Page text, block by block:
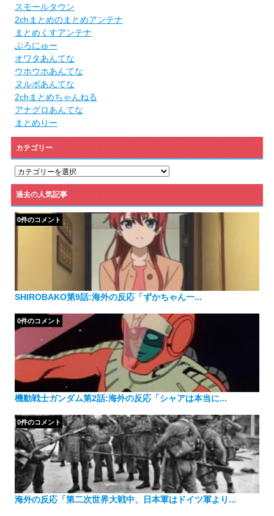
スモールタウン
2chまとめのまとめアンテナ
まとめくすアンテナ
ぶろにゅー
オワタあんてな
ウホウホあんてな
ヌルポあんてな
2chまとめちゃんねる
アナグロあんてな
まとめりー
カテゴリー
カ
ゴ
リ
ー
過去の人気記事
SHIROBAKO第9話:海外の反応「ずかちゃん一...
0件のコメント
機動戦士ガンダム第2話:海外の反応「シャアは本当に...
0件のコメント
海外の反応「第二次世界大戦中、日本軍はドイツ軍より...
0件のコメント